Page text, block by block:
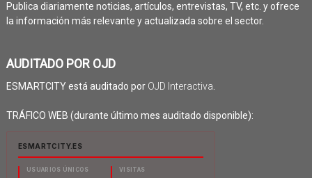
Publica diariamente noticias, artículos, entrevistas, TV, etc. y ofrece
la información más relevante y actualizada sobre el sector.
AUDITADO POR OJD
ESMARTCITY está auditado por OJD Interactiva.
TRÁFICO WEB (durante último mes auditado disponible):